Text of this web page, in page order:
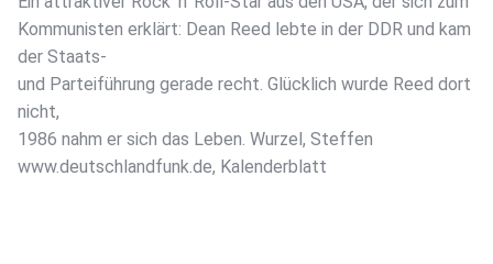
Kommunisten erklärt: Dean Reed lebte in der DDR und kam
der Staats-
und Parteiführung gerade recht. Glücklich wurde Reed dort
nicht,
1986 nahm er sich das Leben. Wurzel, Steffen
www.deutschlandfunk.de, Kalenderblatt